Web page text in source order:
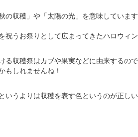
の収穫」や「太陽の光」を意味しています
祝うお祭りとして広まってきたハロウィン
る収穫祭はカブや果実などに由来するの
もしれませんね！
いうよりは収穫を表す色というのが正しい